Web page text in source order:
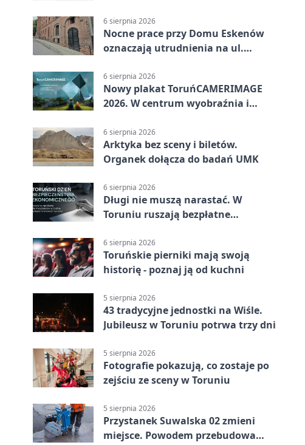
6 sierpnia 2026
Nocne prace przy Domu Eskenów
oznaczają utrudnienia na ul.
6 sierpnia 2026
Nowy plakat ToruńCAMERIMAGE
2026. W centrum wyobraźnia i
6 sierpnia 2026
Arktyka bez sceny i biletów.
Organek dołącza do badań UMK
6 sierpnia 2026
Długi nie muszą narastać. W
Toruniu ruszają bezpłatne
6 sierpnia 2026
Toruńskie pierniki mają swoją
historię - poznaj ją od kuchni
5 sierpnia 2026
43 tradycyjne jednostki na Wiśle.
Jubileusz w Toruniu potrwa trzy dni
5 sierpnia 2026
Fotografie pokazują, co zostaje po
zejściu ze sceny w Toruniu
5 sierpnia 2026
Przystanek Suwalska 02 zmieni
miejsce. Powodem przebudowa